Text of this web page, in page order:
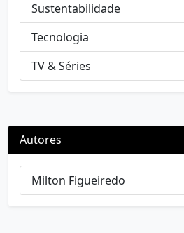
Sustentabilidade
Tecnologia
TV & Séries
Autores
Milton Figueiredo